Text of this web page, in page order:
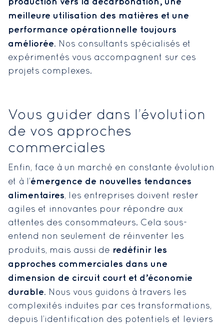
meilleure utilisation des matières et une
performance opérationnelle toujours
améliorée. Nos consultants spécialisés et
expérimentés vous accompagnent sur ces
projets complexes.
Vous guider dans l’évolution
de vos approches
commerciales
Enfin, face à un marché en constante évolution
et à l’émergence de nouvelles tendances
alimentaires, les entreprises doivent rester
agiles et innovantes pour répondre aux
attentes des consommateurs. Cela sous-
entend non seulement de réinventer les
produits, mais aussi de redéfinir les
approches commerciales dans une
dimension de circuit court et d’économie
durable. Nous vous guidons à travers les
complexités induites par ces transformations,
depuis l’identification des potentiels et leviers